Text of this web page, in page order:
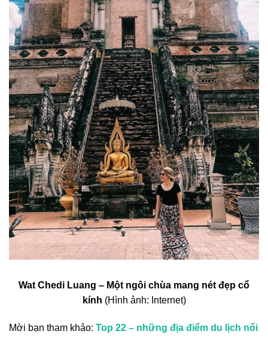
Wat Chedi Luang – Một ngôi chùa mang nét đẹp cổ
kính (Hình ảnh: Internet)
Mời bạn tham khảo: Top 22 – những địa điểm du lịch nổi